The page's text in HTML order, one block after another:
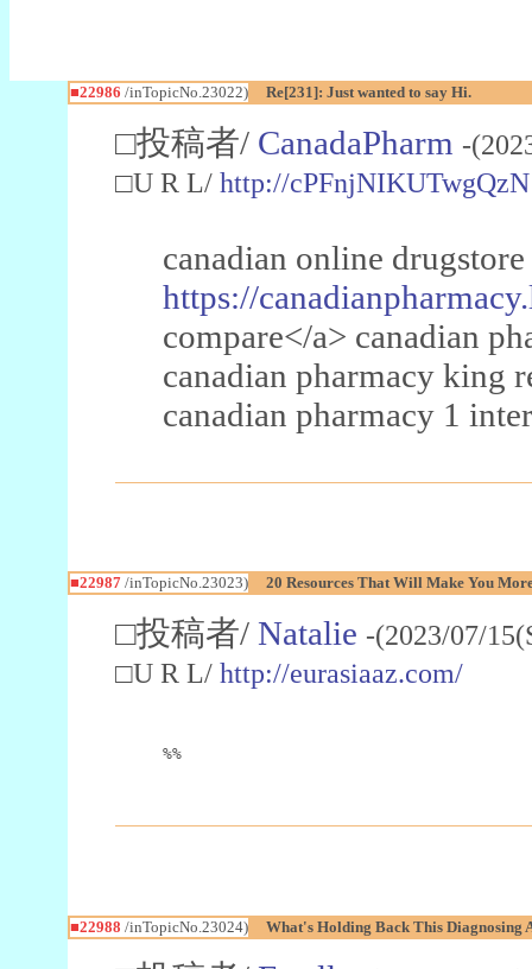
■22986 /inTopicNo.23022) Re[231]: Just wanted to say Hi.
□投稿者/ CanadaPharm -
□U R L/ http://cPFnjNIKUTwgQzN
canadian online
https://
compare</a> canadian
canadian pharmacy king
canadian pharmacy 1
■22987/inTopicNo.23023) 20 Resources That Will Make You
□投稿者/ Natalie -(2023/07/
□U R L/ http://eurasiaaz.com/
%%
■22988 /inTopicNo.23024) What's Holding Back This Diagnosing